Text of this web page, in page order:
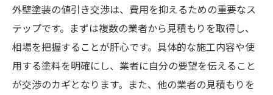
外壁塗装の値引き交渉は、費用を抑えるための重要なス
テップです。まずは複数の業者から見積もりを取得し、
相場を把握することが肝心です。具体的な施工内容や使
用する塗料を明確にし、業者に自分の要望を伝えること
が交渉のカギとなります。また、他の業者の見積もりを